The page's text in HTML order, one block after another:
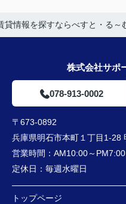
貸情報を探すならべすと・る～
株式会社サポ
078-913-0002
〒673-0892
兵庫県明石市本町１丁目1-28
営業時間： AM10:00～PM7:00
定休日： 毎週水曜日
トップページ